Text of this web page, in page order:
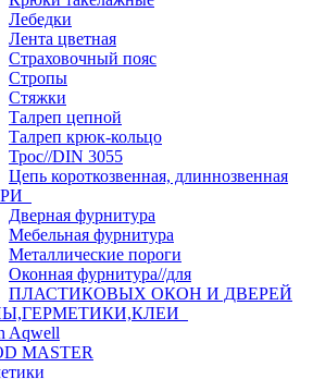
Лебедки
Лента цветная
Страховочный пояс
Стропы
Стяжки
Талреп цепной
Талреп крюк-кольцо
Трос//DIN 3055
Цепь короткозвенная, длиннозвенная
Дверная фурнитура
Мебельная фурнитура
Металлические пороги
Оконная фурнитура//для
ПЛАСТИКОВЫХ ОКОН И ДВЕРЕЙ
Aqwell
MASTER